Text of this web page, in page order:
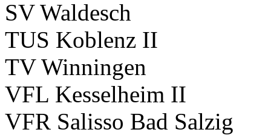
SV Waldesch
TUS Koblenz II
TV Winningen
VFL Kesselheim II
VFR Salisso Bad Salzig